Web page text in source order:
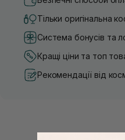
Тільки оригінальна
Система бонусів та
Кращі ціни та топ
Рекомендації від